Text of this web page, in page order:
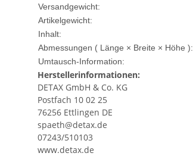
Versandgewicht:
Artikelgewicht:
Inhalt:
Abmessungen ( Länge × Breite × Höhe ):
Umtausch-Information:
Herstellerinformationen:
DETAX GmbH & Co. KG
Postfach 10 02 25
76256 Ettlingen DE
spaeth@detax.de
07243/510103
www.detax.de